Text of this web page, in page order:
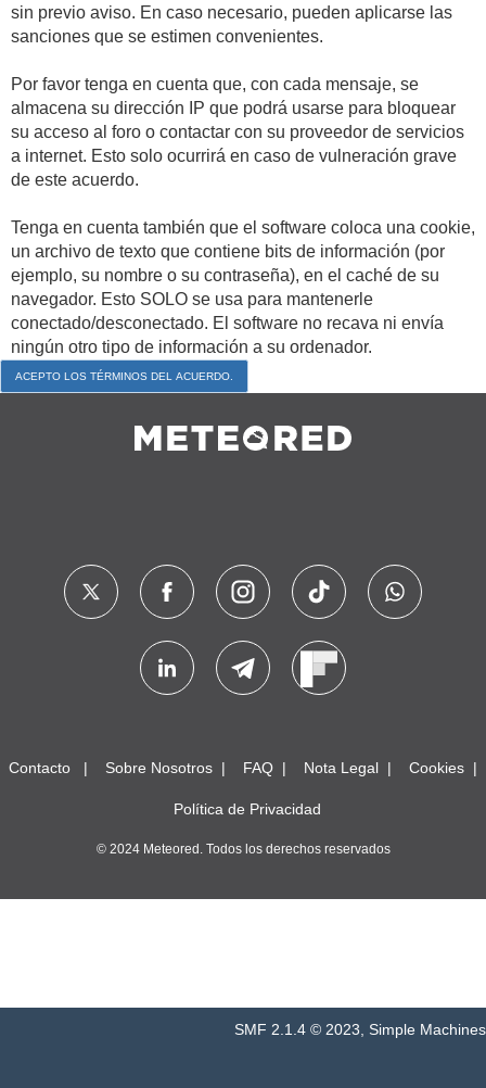
sin previo aviso. En caso necesario, pueden aplicarse las
sanciones que se estimen convenientes.
Por favor tenga en cuenta que, con cada mensaje, se
almacena su dirección IP que podrá usarse para bloquear
su acceso al foro o contactar con su proveedor de servicios
a internet. Esto solo ocurrirá en caso de vulneración grave
de este acuerdo.
Tenga en cuenta también que el software coloca una cookie,
un archivo de texto que contiene bits de información (por
ejemplo, su nombre o su contraseña), en el caché de su
navegador. Esto SOLO se usa para mantenerle
conectado/desconectado. El software no recava ni envía
ningún otro tipo de información a su ordenador.
Contacto Sobre Nosotros FAQ Nota Legal Cookies
Política de Privacidad
© 2024 Meteored. Todos los derechos reservados
SMF 2.1.4 © 2023 Simple Machines